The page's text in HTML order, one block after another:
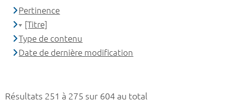
Résultats 251 à 275 sur 604 au total
Pertinence
[Titre]
Type de contenu
Date de dernière modification